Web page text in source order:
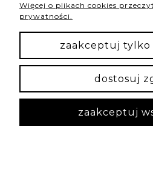
NASZE
Sklep internetowy
Więcej o plikach cookies
prywatności.
zaakceptuj tylko
dostosuj
zaakceptuj